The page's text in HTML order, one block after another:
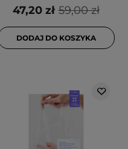
59,00 zł
47,20 zł
DODAJ DO KOSZYKA